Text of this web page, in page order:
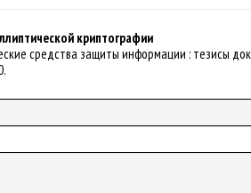
криптографии
средства защиты информации : тезисы